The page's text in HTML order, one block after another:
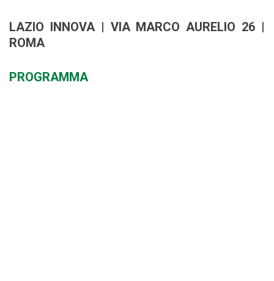
LAZIO INNOVA | VIA MARCO AURELIO 26 |
ROMA
PROGRAMMA